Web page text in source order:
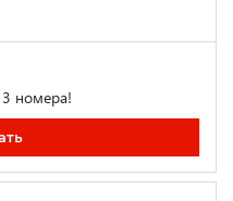
3 номера!